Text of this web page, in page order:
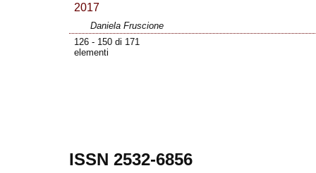
2017
Daniela Fruscione
126 - 150 di 171
elementi
ISSN 2532-6856